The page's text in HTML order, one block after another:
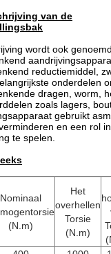
van de
wordt ook
reductiemiddel,
onderdelen
dragen, worm,
zoals lagers,
gebruikt
en een rol in
te spelen.
Nominaal
(N.m)
Het
overhellen
Torsie
(N.m)